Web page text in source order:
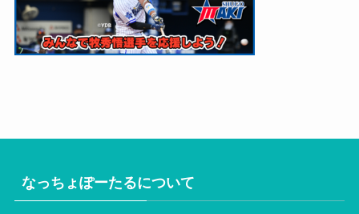
なっちょぽーたるについて